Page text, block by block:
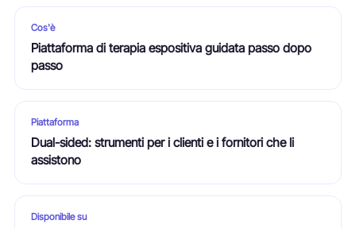
Cos'è
Piattaforma di terapia espositiva guidata passo dopo
passo
Piattaforma
Dual-sided: strumenti per i clienti e i fornitori che li
assistono
Disponibile su